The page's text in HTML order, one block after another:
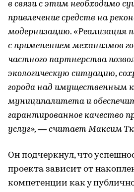
в связи с этим необходимо
привлечение средств на
модернизацию. «Реализация
с применением механизмов
частного партнерства
экологическую ситуацию,
города над имущественным
муниципалитета и
гарантированное качество
услуг», — считает Максим
Он подчеркнул, что
проекта зависит от
компетенции как у